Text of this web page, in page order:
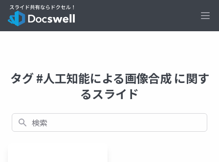
タグ #人工知能による画像合成 に関す
るスライド
検索